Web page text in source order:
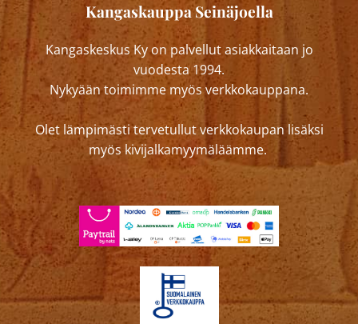
Kangaskauppa Seinäjoella
Kangaskeskus Ky on palvellut asiakkaitaan jo
vuodesta 1994.
Nykyään toimimme myös verkkokauppana.
Olet lämpimästi tervetullut verkkokaupan lisäksi
myös kivijalkamyymäläämme.